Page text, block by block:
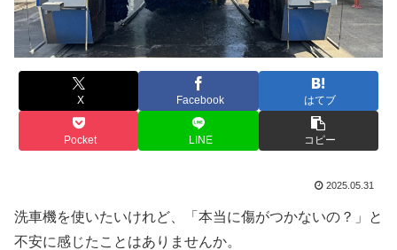
X Facebook はてブ
Pocket LINE コピー
2025.05.31
洗車機を使いたいけれど、「本当に傷がつかないの？」と
不安に感じたことはありませんか。